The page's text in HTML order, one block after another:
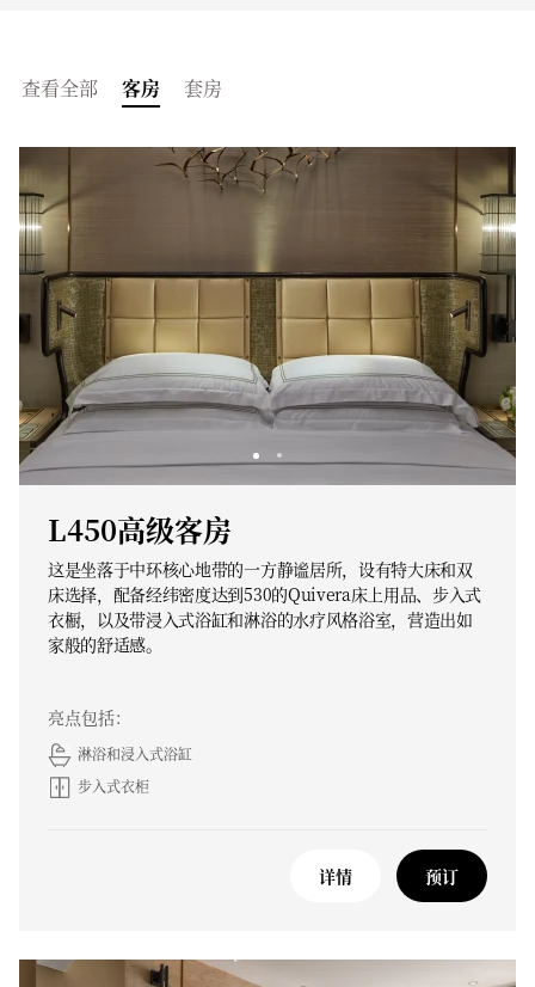
查看全部 客房 套房
L450高级客房
这是坐落于中环核心地带的一方静谧居所，设有特大床和双
床选择，配备经纬密度达到530的Quivera床上用品、步入式
衣橱，以及带浸入式浴缸和淋浴的水疗风格浴室，营造出如
家般的舒适感。
亮点包括：
淋浴和浸入式浴缸
步入式衣柜
详情 预订